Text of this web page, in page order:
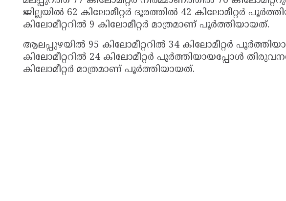
ജില്ലയിൽ 62 കിലോമീറ്റർ ദൂരത്തിൽ 42 കിലോമീറ്റർ
കിലോമീറ്ററിൽ 9 കിലോമീറ്റർ മാത്രമാണ് പൂർത്തിയായത്.
ആലപ്പുഴയിൽ 95 കിലോമീറ്ററിൽ 34 കിലോമീറ്റർ
കിലോമീറ്ററിൽ 24 കിലോമീറ്റർ പൂർത്തിയായപ്പോൾ
കിലോമീറ്റർ മാത്രമാണ് പൂർത്തിയായത്.